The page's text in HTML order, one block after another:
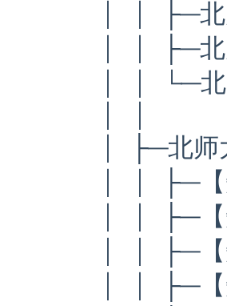
│ │ ├─北
│ │ ├─北
│ │ └─北
│ ├─北师
│ │ ├─【
│ │ ├─【
│ │ ├─【
│ │ ├─【